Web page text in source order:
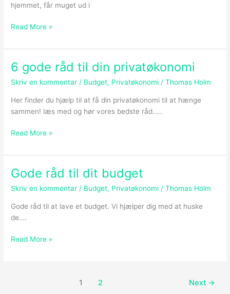
hjemmet, får muget ud i
Read More »
6 gode råd til din privatøkonomi
Skriv en kommentar / Budget, Privatøkonomi /Thomas Holm
Her finder du hjælp til at få din privatøkonomi til at hænge
sammen! læs med og hør vores bedste råd…..
6
gode
råd
til
din
Read More »
Gode råd til dit budget
Skriv en kommentar / Budget, Privatøkonomi /Thomas Holm
Gode råd til at lave et budget. Vi hjælper dig med at huske
de….
Gode
til
dit
budget
Read More »
1 2 Next →